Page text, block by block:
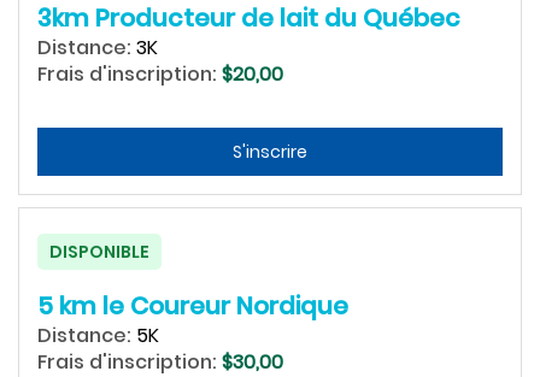
3km Producteur de lait du Québec
Distance: 3K
Frais d'inscription: $20,00
S'inscrire
DISPONIBLE
5 km le Coureur Nordique
Distance: 5K
Frais d'inscription: $30,00